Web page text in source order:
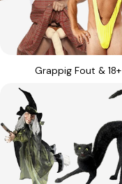
Grappig Fout & 18+